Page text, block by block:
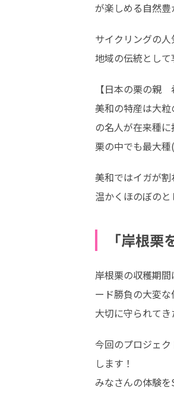
が楽しめる自然豊
サイクリングの人
地域の伝統とし
【日本の栗の親
美和の特産は大
の名人が在来種に
栗の中でも最大
美和ではイガが割
温かくほのぼのと
「岸根
岸根栗の収穫期
ード勝負の大変な
大切に守られて
今回のプロジェ
します！
みなさんの体験